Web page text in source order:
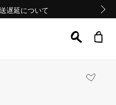
送遅延について
遅延について
送遅延について